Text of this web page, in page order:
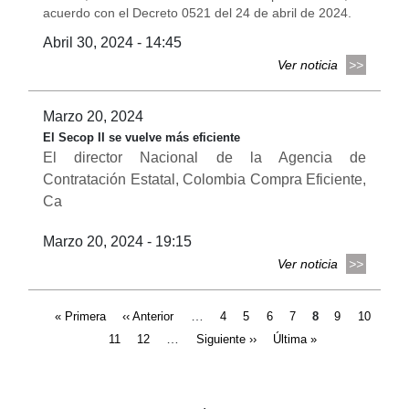
acuerdo con el Decreto 0521 del 24 de abril de 2024.
Abril 30, 2024 - 14:45
Ver noticia
Marzo 20, 2024
El Secop II se vuelve más eficiente
El director Nacional de la Agencia de
Contratación Estatal, Colombia Compra Eficiente,
Ca
Marzo 20, 2024 - 19:15
Ver noticia
« Primera ‹‹ Anterior 4 5 6 7 8 9
10
11
12 Siguiente ›› Última »
.